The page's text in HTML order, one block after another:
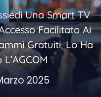
Una Smart TV
Facilitato Ai
Gratuiti, Lo Ha
L’AGCOM
2025